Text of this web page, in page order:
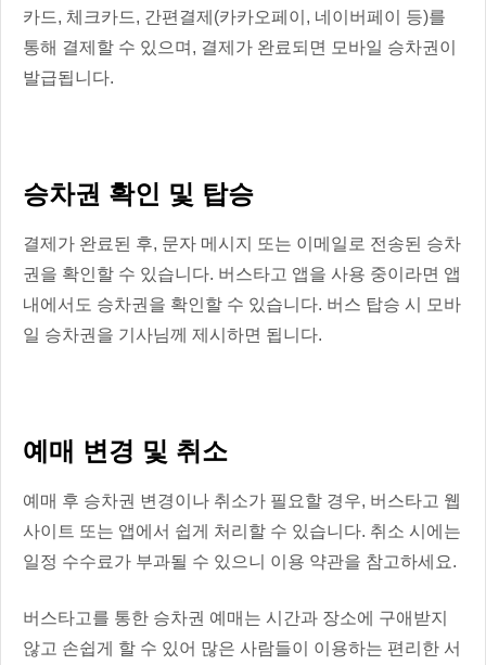
카드, 체크카드, 간편결제(카카오페이, 네이버페이 등)를
통해 결제할 수 있으며, 결제가 완료되면 모바일 승차권이
발급됩니다.
승차권 확인 및 탑승
결제가 완료된 후, 문자 메시지 또는 이메일로 전송된 승차
권을 확인할 수 있습니다. 버스타고 앱을 사용 중이라면 앱
내에서도 승차권을 확인할 수 있습니다. 버스 탑승 시 모바
일 승차권을 기사님께 제시하면 됩니다.
예매 변경 및 취소
예매 후 승차권 변경이나 취소가 필요할 경우, 버스타고 웹
사이트 또는 앱에서 쉽게 처리할 수 있습니다. 취소 시에는
일정 수수료가 부과될 수 있으니 이용 약관을 참고하세요.
버스타고를 통한 승차권 예매는 시간과 장소에 구애받지
않고 손쉽게 할 수 있어 많은 사람들이 이용하는 편리한 서